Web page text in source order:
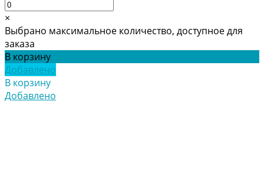
×
Выбрано максимальное количество, доступное для
заказа
В корзину
Добавлено
В корзину
Добавлено